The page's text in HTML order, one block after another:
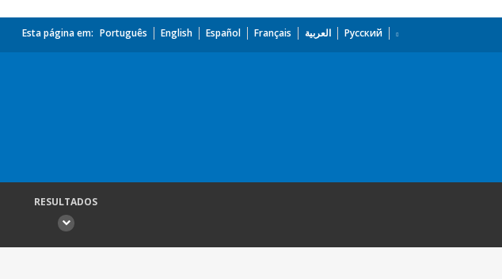
Esta página em: Português English Español Français العربية Русский
RESULTADOS